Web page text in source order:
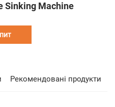
Sinking Machine
Рекомендовані продукти